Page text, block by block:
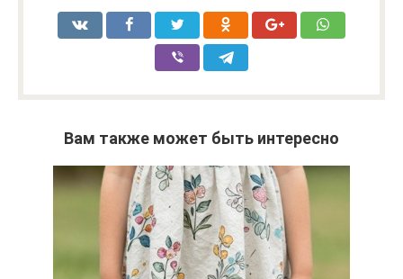
Вам также может быть интересно